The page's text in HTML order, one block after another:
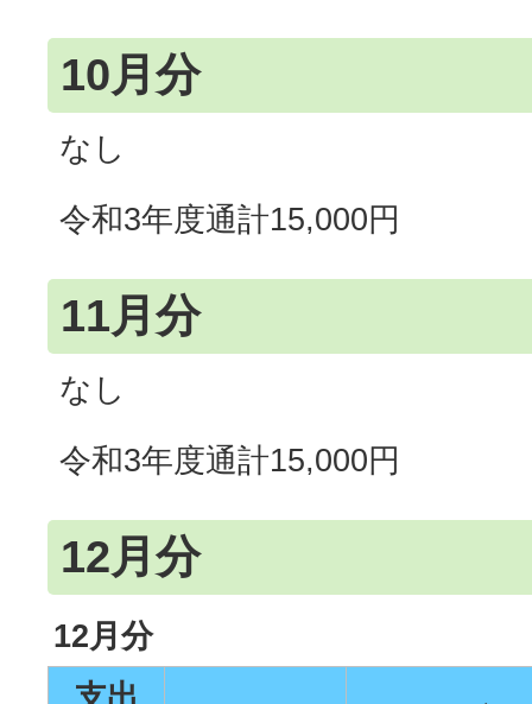
10月分
なし
令和3年度通計15,000円
11月分
なし
令和3年度通計15,000円
12月分
12月分
支出